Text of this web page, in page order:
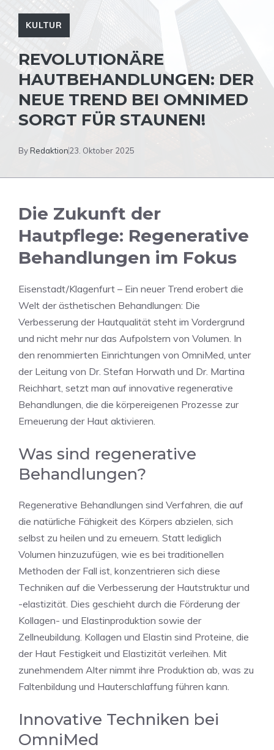
KULTUR
REVOLUTIONÄRE
HAUTBEHANDLUNGEN: DER
NEUE TREND BEI OMNIMED
SORGT FÜR STAUNEN!
ByRedaktion23. Oktober 2025
Die Zukunft der
Hautpflege: Regenerative
Behandlungen im Fokus
Eisenstadt/Klagenfurt – Ein neuer Trend erobert die
Welt der ästhetischen Behandlungen: Die
Verbesserung der Hautqualität steht im Vordergrund
und nicht mehr nur das Aufpolstern von Volumen. In
den renommierten Einrichtungen von OmniMed, unter
der Leitung von Dr. Stefan Horwath und Dr. Martina
Reichhart, setzt man auf innovative regenerative
Behandlungen, die die körpereigenen Prozesse zur
Erneuerung der Haut aktivieren.
Was sind regenerative
Behandlungen?
Regenerative Behandlungen sind Verfahren, die auf
die natürliche Fähigkeit des Körpers abzielen, sich
selbst zu heilen und zu erneuern. Statt lediglich
Volumen hinzuzufügen, wie es bei traditionellen
Methoden der Fall ist, konzentrieren sich diese
Techniken auf die Verbesserung der Hautstruktur und
-elastizität. Dies geschieht durch die Förderung der
Kollagen- und Elastinproduktion sowie der
Zellneubildung. Kollagen und Elastin sind Proteine, die
der Haut Festigkeit und Elastizität verleihen. Mit
zunehmendem Alter nimmt ihre Produktion ab, was zu
Faltenbildung und Hauterschlaffung führen kann.
Innovative Techniken bei
OmniMed